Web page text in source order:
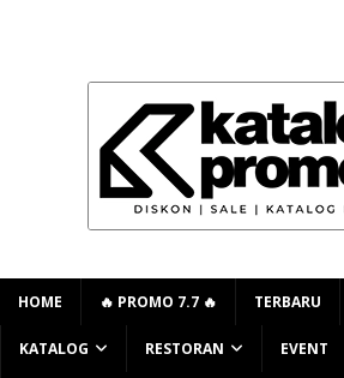
HOME 🔥 PROMO 7.7 🔥 TERBARU
KATALOG RESTORAN EVENT